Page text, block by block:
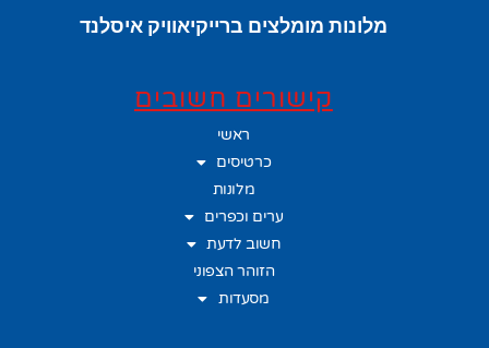
מלונות מומלצים ברייקיאוויק איסלנד
קישורים חשובים
ראשי
כרטיסים
מלונות
ערים וכפרים
חשוב לדעת
הזוהר הצפוני
מסעדות